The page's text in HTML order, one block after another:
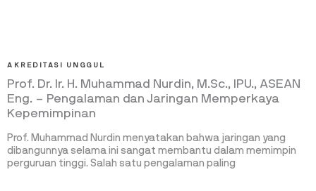
AKREDITASI UNGGUL
Prof. Dr. Ir. H. Muhammad Nurdin, M.Sc., IPU., ASEAN
Eng. – Pengalaman dan Jaringan Memperkaya
Kepemimpinan
Prof. Muhammad Nurdin menyatakan bahwa jaringan yang
dibangunnya selama ini sangat membantu dalam memimpin
perguruan tinggi. Salah satu pengalaman paling